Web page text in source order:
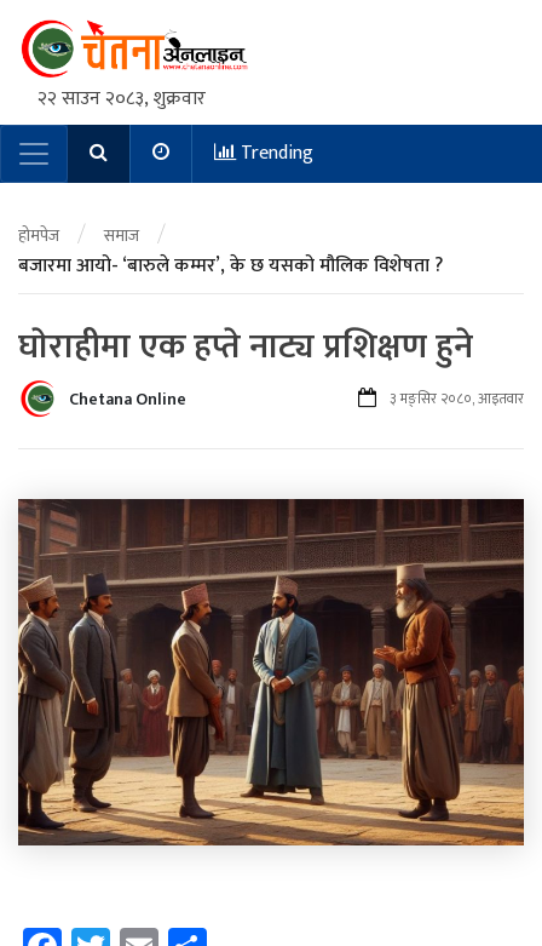
२२ साउन २०८३, शुक्रवार
Main NavigationTrending
होमपेज / समाज /
बजारमा आयो- ‘बारुले कम्मर’, के छ यसको मौलिक विशेषता ?
घाेराहीमा एक हप्ते नाट्य प्रशिक्षण हुने
Chetana Online ३ मङ्सिर २०८०, आइतवार